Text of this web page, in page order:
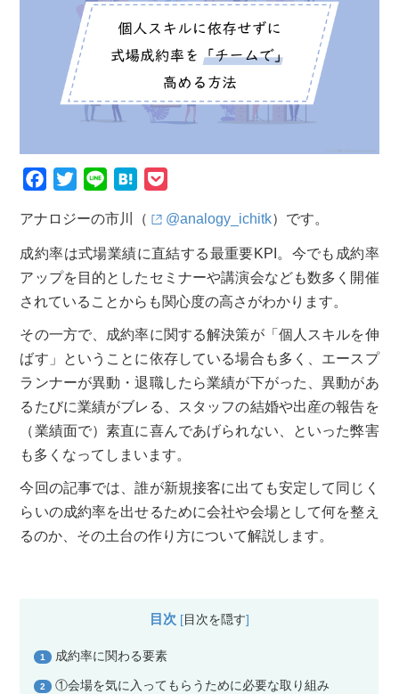
c
e
b
o
t
t
e
n
e
H
e
n
a
c
k
e
t
アナロジーの市川（ @analogy_ichitk）です。
成約率は式場業績に直結する最重要KPI。今でも成約率
アップを目的としたセミナーや講演会なども数多く開催
されていることからも関心度の高さがわかります。
その一方で、成約率に関する解決策が「個人スキルを伸
ばす」ということに依存している場合も多く、エースプ
ランナーが異動・退職したら業績が下がった、異動があ
るたびに業績がブレる、スタッフの結婚や出産の報告を
（業績面で）素直に喜んであげられない、といった弊害
も多くなってしまいます。
今回の記事では、誰が新規接客に出ても安定して同じく
らいの成約率を出せるために会社や会場として何を整え
るのか、その土台の作り方について解説します。
目次 [目次を隠す]
1 成約率に関わる要素
2 ①会場を気に入ってもらうために必要な取り組み